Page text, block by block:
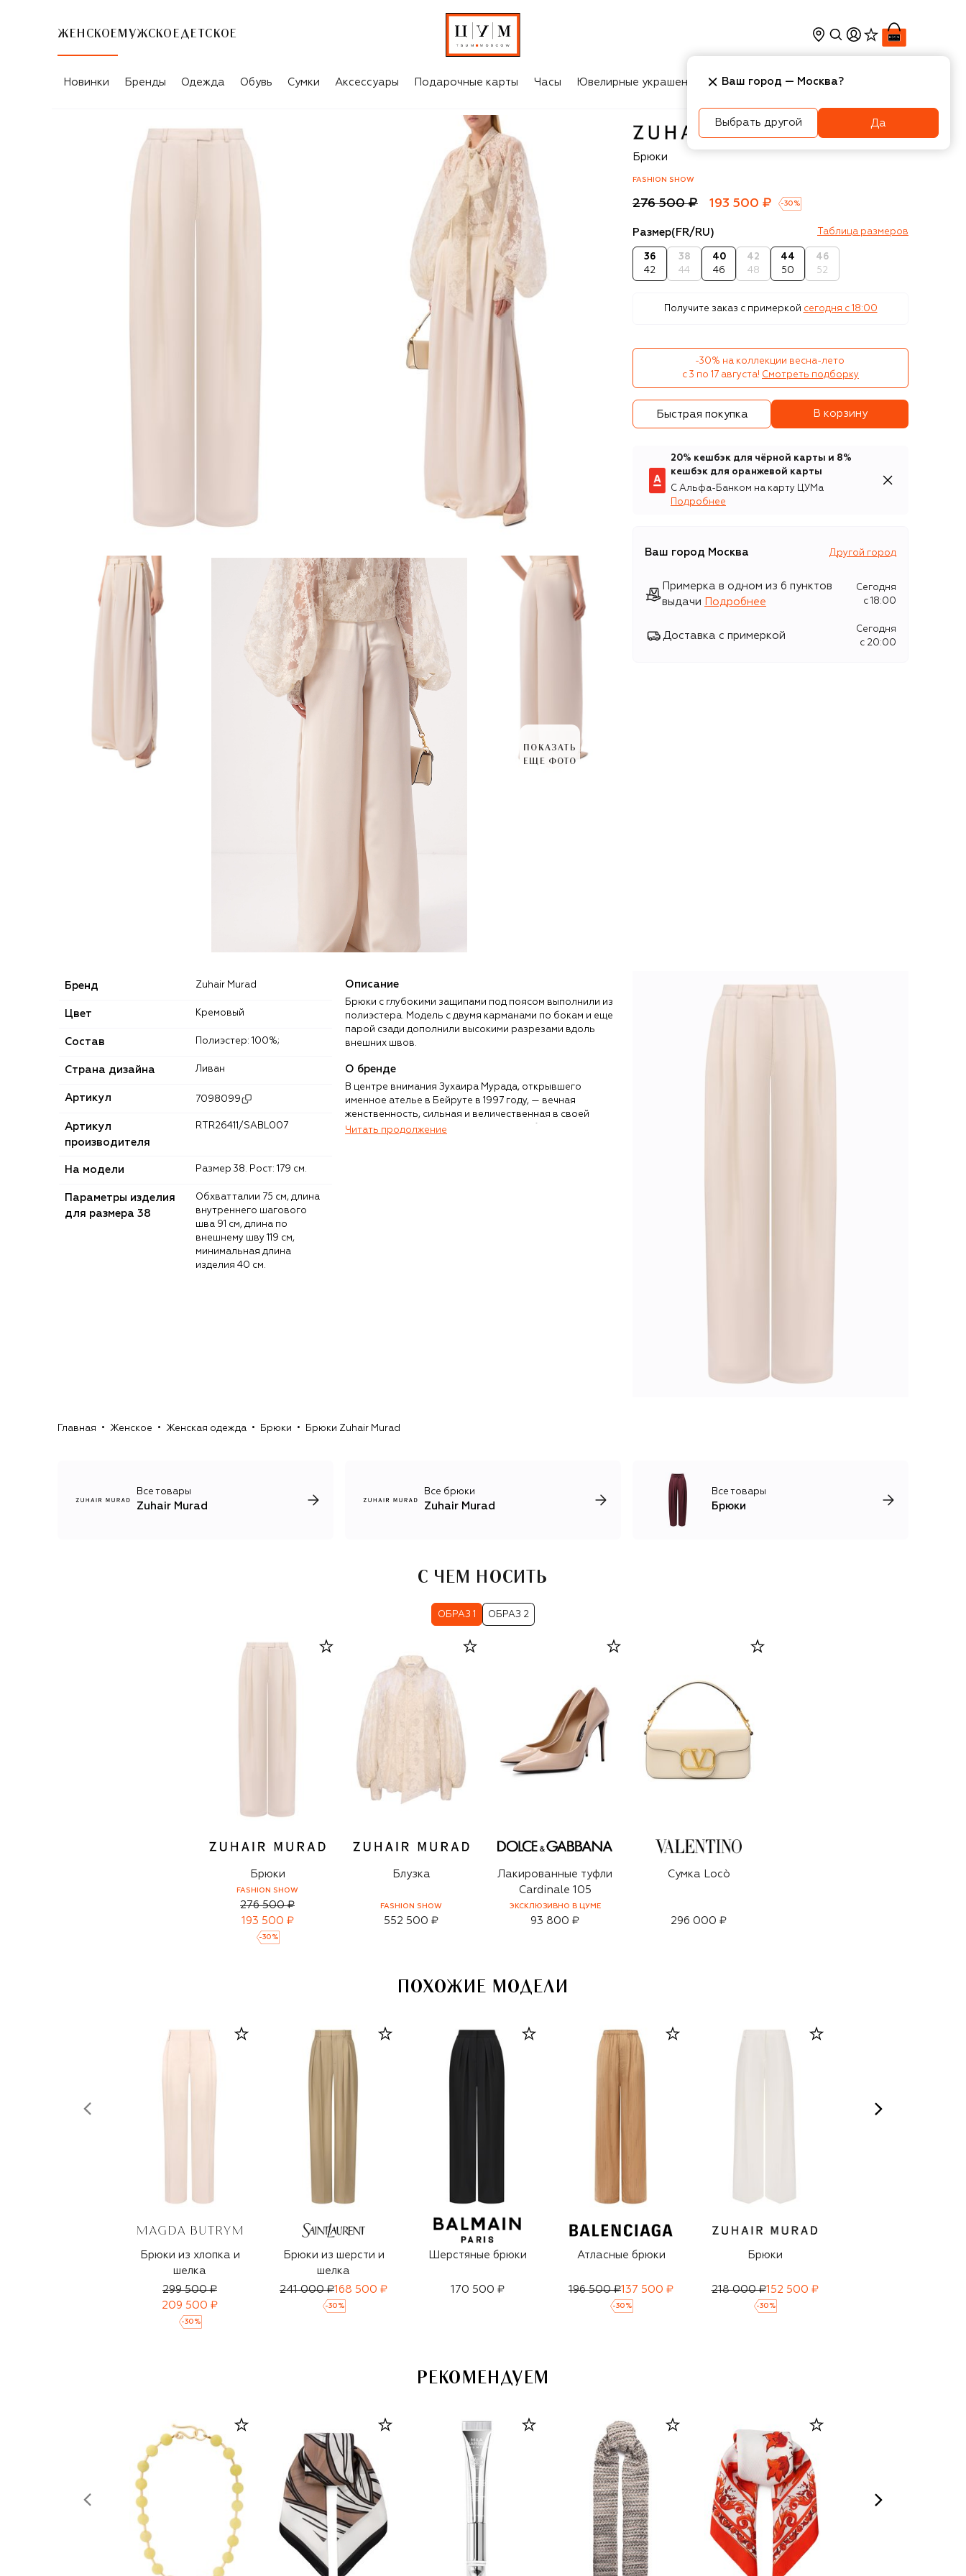
ЖЕНСКОЕ МУЖСКОЕ ДЕТСКОЕ
Новинки Бренды Одежда Обувь Сумки Аксессуары Подарочные карты Часы Ювелирные украшения Косметика Интерьер
ПОКАЗАТЬ
ЕЩЕ ФОТО
Zuhair Murad
Брюки
FASHION SHOW
276 500 ₽ 193 500 ₽ -30 %
Размер(FR/RU) Таблица размеров
36
42
38
44
40
46
42
48
44
50
46
52
Получите заказ с примеркой сегодня c 18:00
-30% на коллекции весна-лето
с 3 по 17 августа! Смотреть подборку
Быстрая покупка В корзину
20% кешбэк для чёрной карты и 8%
кешбэк для оранжевой карты
С Альфа-Банком на карту ЦУМа
Подробнее
Ваш город Москва Другой город
Примерка в одном из 6 пунктов
выдачи
Подробнее
Сегодня
c 18:00
Доставка с примеркой
Сегодня
c 20:00
Бренд Zuhair Murad
Цвет Кремовый
Состав Полиэстер: 100%;
Страна дизайна Ливан
Артикул 7098099
Артикул
производителя
RTR26411/SABL007
На модели Размер 38. Рост: 179 см.
Параметры изделия
для размера 38
Обхват талии 75 см, длина
внутреннего шагового
шва 91 см, длина по
внешнему шву 119 см,
минимальная длина
изделия 40 см.
Описание
Брюки с глубокими защипами под поясом выполнили из
полиэстера. Модель с двумя карманами по бокам и еще
парой сзади дополнили высокими разрезами вдоль
внешних швов.
О бренде
В центре внимания Зухаира Мурада, открывшего
именное ателье в Бейруте в 1997 году, — вечная
женственность, сильная и величественная в своей
хрупкости. Важными вехами в истории бренда стали
Читать продолжение
Главная Женское Женская одежда Брюки Брюки Zuhair Murad
Все товары
Zuhair Murad
Все брюки
Zuhair Murad
Все товары
Брюки
С ЧЕМ НОСИТЬ
ОБРАЗ 1 ОБРАЗ 2
Брюки
FASHION SHOW
276 500 ₽
193 500 ₽
-30 %
Блузка
FASHION SHOW
552 500 ₽
Лакированные туфли
Cardinale 105
ЭКСКЛЮЗИВНО В ЦУМЕ
93 800 ₽
Сумка Locò
296 000 ₽
ПОХОЖИЕ МОДЕЛИ
Брюки из хлопка и
шелка
299 500 ₽
209 500 ₽
-30 %
Брюки из шерсти и
шелка
241 000 ₽168 500 ₽
-30 %
Шерстяные брюки
170 500 ₽
Атласные брюки
196 500 ₽137 500 ₽
-30 %
Брюки
218 000 ₽152 500 ₽
-30 %
РЕКОМЕНДУЕМ
Ваш город — Москва?
Выбрать другой Да